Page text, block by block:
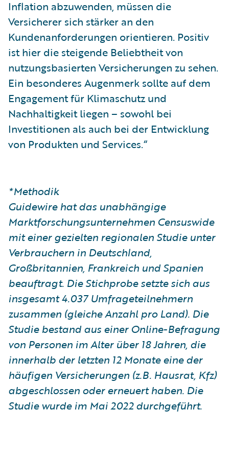
Inflation abzuwenden, müssen die
Versicherer sich stärker an den
Kundenanforderungen orientieren. Positiv
ist hier die steigende Beliebtheit von
nutzungsbasierten Versicherungen zu sehen.
Ein besonderes Augenmerk sollte auf dem
Engagement für Klimaschutz und
Nachhaltigkeit liegen – sowohl bei
Investitionen als auch bei der Entwicklung
von Produkten und Services.“
*Methodik
Guidewire hat das unabhängige
Marktforschungsunternehmen Censuswide
mit einer gezielten regionalen Studie unter
Verbrauchern in Deutschland,
Großbritannien, Frankreich und Spanien
beauftragt. Die Stichprobe setzte sich aus
insgesamt 4.037 Umfrageteilnehmern
zusammen (gleiche Anzahl pro Land). Die
Studie bestand aus einer Online-Befragung
von Personen im Alter über 18 Jahren, die
innerhalb der letzten 12 Monate eine der
häufigen Versicherungen (z.B. Hausrat, Kfz)
abgeschlossen oder erneuert haben. Die
Studie wurde im Mai 2022 durchgeführt.